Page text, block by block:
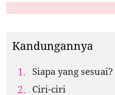
Kandungannya
Siapa yang sesuai?
Ciri-ciri